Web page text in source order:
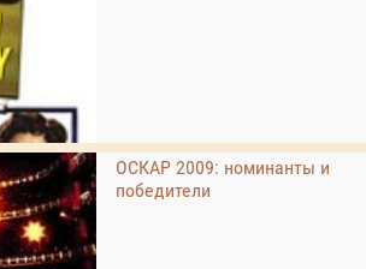
ОСКАР 2009: номинанты и
победители